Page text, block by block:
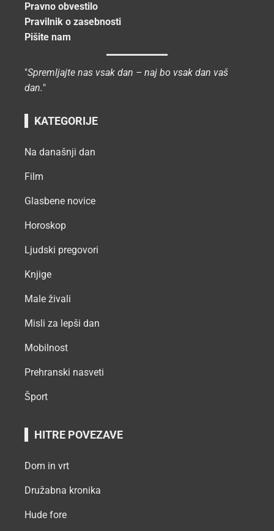
Pravno obvestilo
Pravilnik o zasebnosti
Pišite nam
"Spremljajte nas vsak dan – naj bo vsak dan vaš
dan."
KATEGORIJE
Na današnji dan
Film
Glasbene novice
Horoskop
Ljudski pregovori
Knjige
Male živali
Misli za lepši dan
Mobilnost
Prehranski nasveti
Šport
HITRE POVEZAVE
Dom in vrt
Družabna kronika
Hude fore